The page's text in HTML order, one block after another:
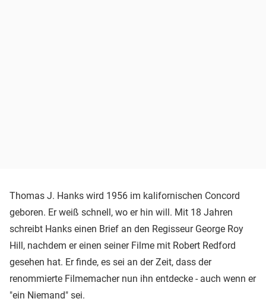
Thomas J. Hanks wird 1956 im kalifornischen Concord
geboren. Er weiß schnell, wo er hin will. Mit 18 Jahren
schreibt Hanks einen Brief an den Regisseur George Roy
Hill, nachdem er einen seiner Filme mit Robert Redford
gesehen hat. Er finde, es sei an der Zeit, dass der
renommierte Filmemacher nun ihn entdecke - auch wenn er
"ein Niemand" sei.